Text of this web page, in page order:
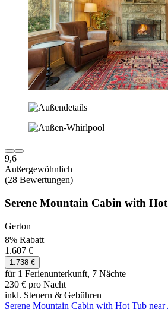
9,6
Außergewöhnlich
(28 Bewertungen)
Serene Mountain Cabin with
Gerton
8% Rabatt
1.607 €
1.738 €
für 1 Ferienunterkunft, 7 Nächte
230 € pro Nacht
inkl. Steuern & Gebühren
Serene Mountain Cabin with Hot Tub